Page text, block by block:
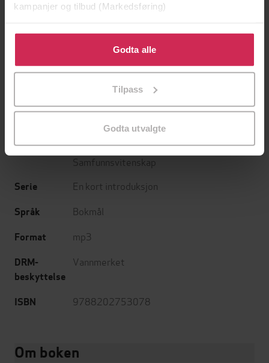
kampanjer og tilbud (Markedsføring)
Klikk på «Godta alle» for å gi oss ditt samtykke til å
bruke cookies for alle disse formålene. Du kan også
tilpasse ditt samtykke til spesifikke formål ved å klikke
Godta alle
Tilpass
Godta utvalgte
Forfattere Svein Mønnesland(forfatter),Ingar
Kristiansen(innleser)
Forlag Cappelen Damm akademisk
28.03.2022
Sjanger Fagbøker,Religion, historie og filosofi,
Samfunnsvitenskap
Serie En kort introduksjon
Språk Bokmål
Format mp3
DRM-
beskyttelse
Vannmerket
ISBN 9788202753078
Om boken